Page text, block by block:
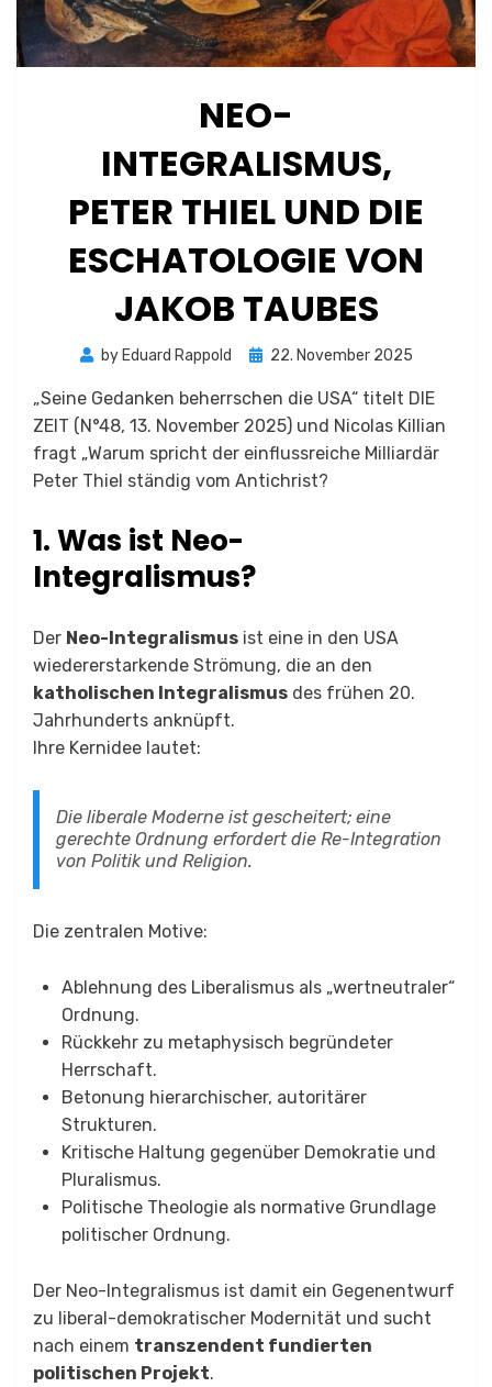
NEO-
INTEGRALISMUS,
PETER THIEL UND DIE
ESCHATOLOGIE VON
JAKOB TAUBES
by Eduard Rappold
Posted
22. November 2025
„Seine Gedanken beherrschen die USA“ titelt DIE
ZEIT (N°48, 13. November 2025) und Nicolas Killian
fragt „Warum spricht der einflussreiche Milliardär
Peter Thiel ständig vom Antichrist?
1. Was ist Neo-
Integralismus?
Der Neo-Integralismus ist eine in den USA
wiedererstarkende Strömung, die an den
katholischen Integralismus des frühen 20.
Jahrhunderts anknüpft.
Ihre Kernidee lautet:
Die liberale Moderne ist gescheitert; eine
gerechte Ordnung erfordert die Re-Integration
von Politik und Religion.
Die zentralen Motive:
Ablehnung des Liberalismus als „wertneutraler“
Ordnung.
Rückkehr zu metaphysisch begründeter
Herrschaft.
Betonung hierarchischer, autoritärer
Strukturen.
Kritische Haltung gegenüber Demokratie und
Pluralismus.
Politische Theologie als normative Grundlage
politischer Ordnung.
Der Neo-Integralismus ist damit ein Gegenentwurf
zu liberal-demokratischer Modernität und sucht
nach einem transzendent fundierten
politischen Projekt.